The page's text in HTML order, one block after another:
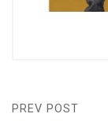
PREV POST